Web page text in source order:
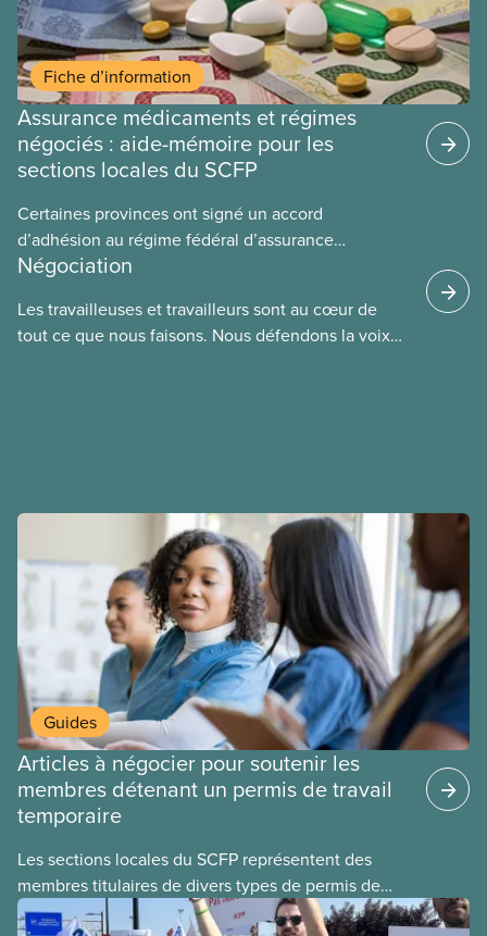
Fiche d’information
Assurance médicaments et régimes
négociés : aide-mémoire pour les
sections locales du SCFP
Certaines provinces ont signé un accord
d’adhésion au régime fédéral d’assurance
médicaments. Les sections locales du SCFP dans
régime pourrait avoir sur leurs avantages
sociaux actuels.
Négociation
Les travailleuses et travailleurs sont au cœur de
tout ce que nous faisons. Nous défendons la voix
Guides
Articles à négocier pour soutenir les
membres détenant un permis de travail
temporaire
Les sections locales du SCFP représentent des
membres titulaires de divers types de permis de
travail temporaires, incluant les permis pour